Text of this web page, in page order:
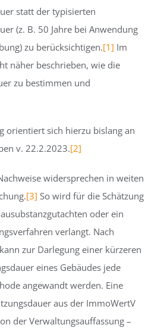
statt der typisierten
(z. B. 50 Jahre bei Anwendung
zu berücksichtigen.[1] Im
näher beschrieben, wie die
zu bestimmen und
orientiert sich hierzu bislang an
v. 22.2.2023.[2]
widersprechen in weiten
[3] So wird für die Schätzung
oder ein
verlangt. Nach
zur Darlegung einer kürzeren
eines Gebäudes jede
angewandt werden. Eine
aus der ImmoWertV
der Verwaltungsauffassung –